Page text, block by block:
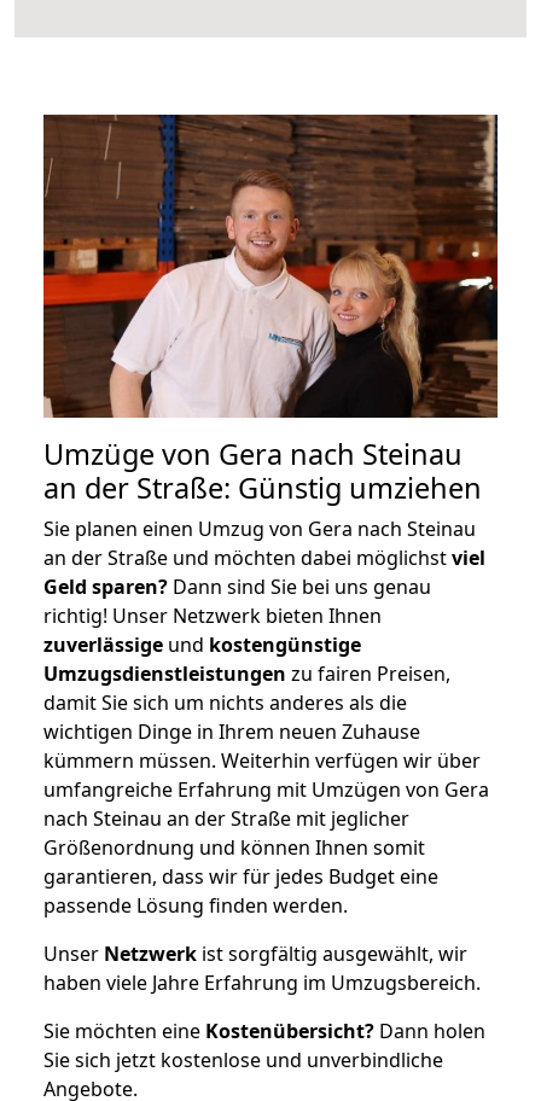
Umzüge von Gera nach Steinau
an der Straße: Günstig umziehen
Sie planen einen Umzug von Gera nach Steinau
an der Straße und möchten dabei möglichstviel
Geld sparen? Dann sind Sie bei uns genau
richtig! Unser Netzwerk bieten Ihnen
zuverlässige und kostengünstige
Umzugsdienstleistungen zu fairen Preisen,
damit Sie sich um nichts anderes als die
wichtigen Dinge in Ihrem neuen Zuhause
kümmern müssen. Weiterhin verfügen wir über
umfangreiche Erfahrung mit Umzügen von Gera
nach Steinau an der Straße mit jeglicher
Größenordnung und können Ihnen somit
garantieren, dass wir für jedes Budget eine
passende Lösung finden werden.
Unser Netzwerk ist sorgfältig ausgewählt, wir
haben viele Jahre Erfahrung im Umzugsbereich.
Sie möchten eine Kostenübersicht? Dann holen
Sie sich jetzt kostenlose und unverbindliche
Angebote.